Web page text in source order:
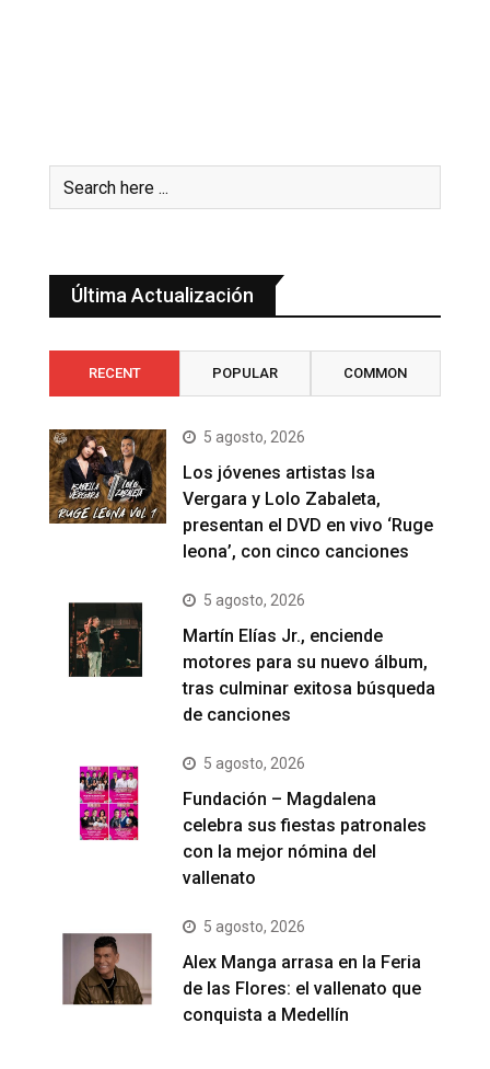
Última Actualización
RECENT POPULAR COMMON
5 agosto, 2026
Los jóvenes artistas Isa
Vergara y Lolo Zabaleta,
presentan el DVD en vivo ‘Ruge
leona’, con cinco canciones
5 agosto, 2026
Martín Elías Jr., enciende
motores para su nuevo álbum,
tras culminar exitosa búsqueda
de canciones
5 agosto, 2026
Fundación – Magdalena
celebra sus fiestas patronales
con la mejor nómina del
vallenato
5 agosto, 2026
Alex Manga arrasa en la Feria
de las Flores: el vallenato que
conquista a Medellín